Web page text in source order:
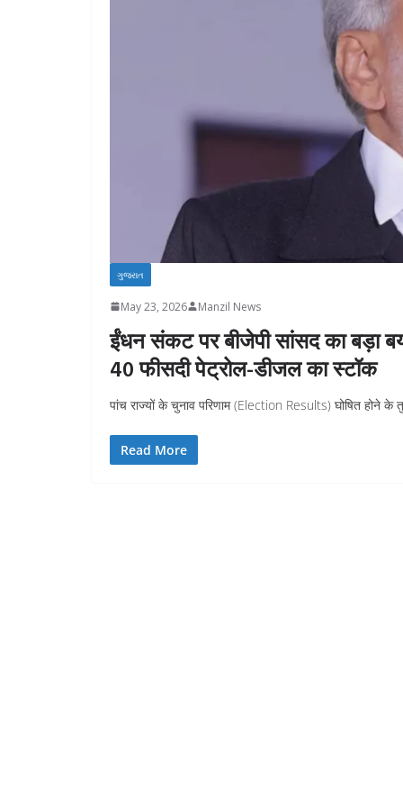
ગુજરાત
May 23, 2026 Manzil News
ईंधन संकट पर बीजेपी सांसद का बड़ा
40 फीसदी पेट्रोल-डीजल का स्टॉक
पांच राज्यों के चुनाव परिणाम (Election Results) घोषित होने
Read More